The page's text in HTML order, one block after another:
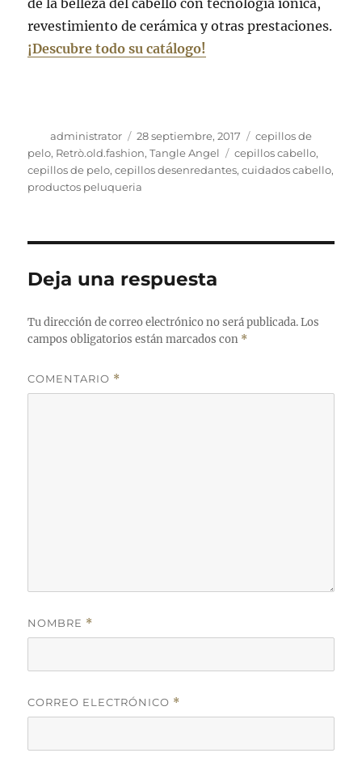
revestimiento de cerámica y otras prestaciones.
¡Descubre todo su catálogo!
Autor
administrator
Publicado
el
28 septiembre, 2017 Categorías
cepillos de
pelo, Retrò.old.fashion,Tangle Angel Etiquetas
cepillos cabello,
cepillos de pelo,cepillos desenredantes,cuidados cabello,
productos peluqueria
Deja una respuesta
Tu dirección de correo electrónico no será publicada. Los
campos obligatorios están marcados con *
COMENTARIO *
NOMBRE *
CORREO ELECTRÓNICO *